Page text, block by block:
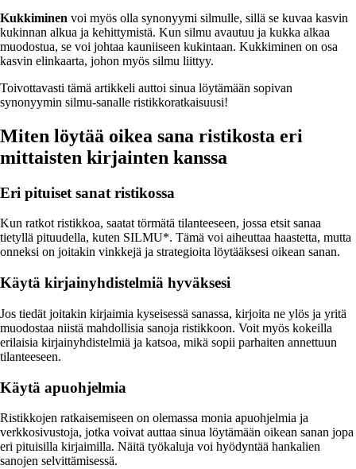
Kukkiminen voi myös olla synonyymi silmulle, sillä se kuvaa kasvin
kukinnan alkua ja kehittymistä. Kun silmu avautuu ja kukka alkaa
muodostua, se voi johtaa kauniiseen kukintaan. Kukkiminen on osa
kasvin elinkaarta, johon myös silmu liittyy.
Toivottavasti tämä artikkeli auttoi sinua löytämään sopivan
synonyymin silmu-sanalle ristikkoratkaisuusi!
Miten löytää oikea sana ristikosta eri
mittaisten kirjainten kanssa
Eri pituiset sanat ristikossa
Kun ratkot ristikkoa, saatat törmätä tilanteeseen, jossa etsit sanaa
tietyllä pituudella, kuten SILMU*. Tämä voi aiheuttaa haastetta, mutta
onneksi on joitakin vinkkejä ja strategioita löytääksesi oikean sanan.
Käytä kirjainyhdistelmiä hyväksesi
Jos tiedät joitakin kirjaimia kyseisessä sanassa, kirjoita ne ylös ja yritä
muodostaa niistä mahdollisia sanoja ristikkoon. Voit myös kokeilla
erilaisia kirjainyhdistelmiä ja katsoa, mikä sopii parhaiten annettuun
tilanteeseen.
Käytä apuohjelmia
Ristikkojen ratkaisemiseen on olemassa monia apuohjelmia ja
verkkosivustoja, jotka voivat auttaa sinua löytämään oikean sanan jopa
eri pituisilla kirjaimilla. Näitä työkaluja voi hyödyntää hankalien
sanojen selvittämisessä.